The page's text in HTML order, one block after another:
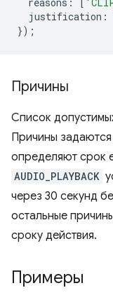
justification :
});
Причины
Список
Причины
определяют срок
AUDIO_PLAYBACK
через 30 секунд
остальные
сроку действия.
Примеры